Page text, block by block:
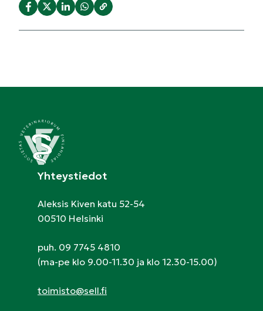
Yhteystiedot
Aleksis Kiven katu 52-54
00510 Helsinki
puh. 09 7745 4810
(ma-pe klo 9.00-11.30 ja klo 12.30-15.00)
toimisto@sell.fi